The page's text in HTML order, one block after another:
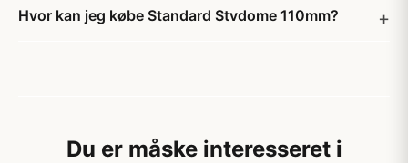
Hvor kan jeg købe Standard Stvdome 110mm?
Du er måske interesseret i